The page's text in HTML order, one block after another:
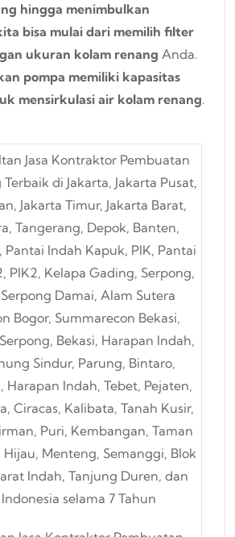
hingga menimbulkan
bisa mulai dari memilih filter
ukuran kolam renang Anda.
pompa memiliki kapasitas
mensirkulasi air kolam renang.